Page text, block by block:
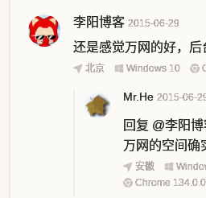
李阳博客 2015-06-29
还是感觉万网的好，后
北京 Windows 10
Mr.He 2015-06-
回复 @李阳
万网的空间确
安徽
Chrome